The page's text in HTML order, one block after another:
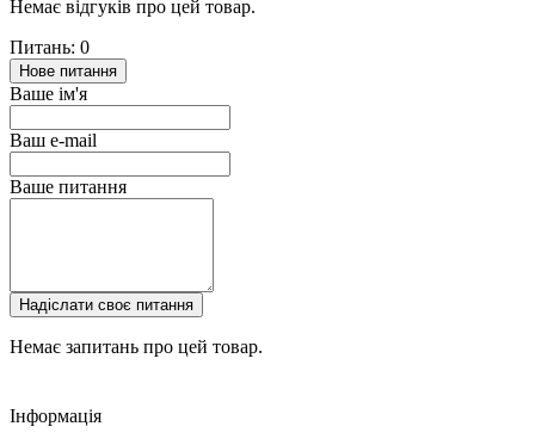
Немає відгуків про цей товар.
Питань: 0
Нове питання
Ваше ім'я
Ваш e-mail
Ваше питання
Надіслати своє питання
Немає запитань про цей товар.
Інформація